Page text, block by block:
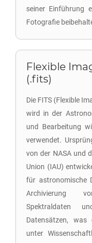
seiner Einführung
Fotografie
Flexible
(.fits)
Die FITS (Flexible
wird in der
und Bearbeitung
verwendet.
von der NASA und
Union (IAU)
für astronomische
Archivierung
Spektraldaten
Datensätzen, was
unter